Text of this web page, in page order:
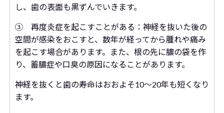
し、歯の表面も黒ずんでいきます。
③ 再度炎症を起こすことがある：神経を抜いた後の
空間が感染をおこすと、数年が経ってから腫れや痛み
を起こす場合があります。また、根の先に膿の袋を作
り、蓄膿症や口臭の原因になることがあります。
神経を抜くと歯の寿命はおおよそ10～20年も短くなり
ます。